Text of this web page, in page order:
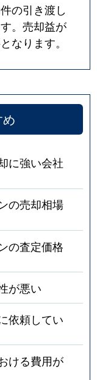
の引き渡し
。売却益が
なります。
に強い会社
の売却相場
の査定価格
が悪い
依頼してい
ける費用が